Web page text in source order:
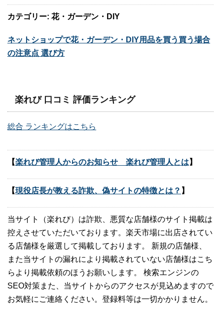
カテゴリー: 花・ガーデン・DIY
ネットショップで花・ガーデン・DIY用品を買う買う場合
の注意点 選び方
楽れび 口コミ 評価ランキング
総合 ランキングはこちら
【楽れび管理人からのお知らせ 楽れび管理人とは 】
【現役店長が教える詐欺、偽サイトの特徴とは？ 】
当サイト（楽れび）は詐欺、悪質な店舗様のサイト掲載は
控えさせていただいております。楽天市場に出店されてい
る店舗様を厳選して掲載しております。 新規の店舗様、
また当サイトの漏れにより掲載されていない店舗様はこち
らより掲載依頼のほうお願いします。 検索エンジンの
SEO対策また、当サイトからのアクセスが見込めますので
お気軽にご連絡ください。登録料等は一切かかりません。